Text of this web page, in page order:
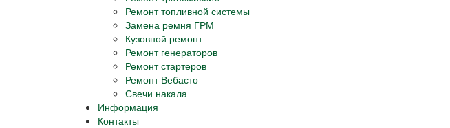
Ремонт топливной системы
Замена ремня ГРМ
Кузовной ремонт
Ремонт генераторов
Ремонт стартеров
Ремонт Вебасто
Свечи накала
Информация
Контакты